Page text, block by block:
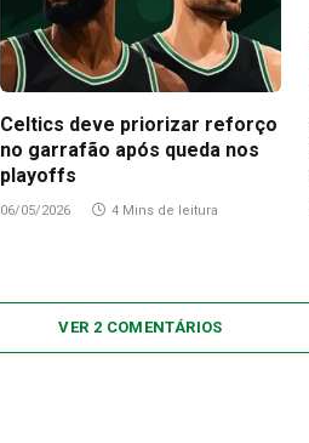
Celtics deve priorizar reforço
no garrafão após queda nos
playoffs
06/05/2026 4 Mins de leitura
VER 2 COMENTÁRIOS